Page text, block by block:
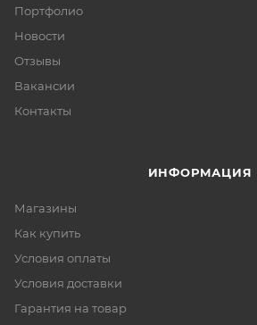
Портфолио
Новости
Отзывы
Вакансии
Контакты
ИНФОРМАЦИЯ
Магазины
Как купить
Условия оплаты
Условия доставки
Гарантия на товар